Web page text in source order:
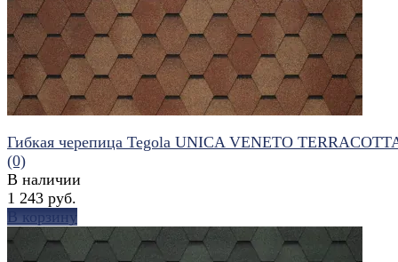
Гибкая черепица Tegola UNICA VENETO
(0)
В наличии
1 243 руб.
В корзину